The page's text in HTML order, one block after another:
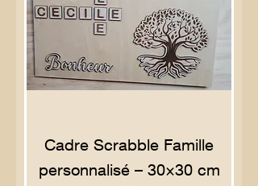
Cadre Scrabble Famille
personnalisé – 30×30 cm